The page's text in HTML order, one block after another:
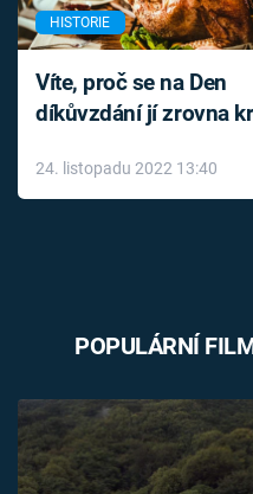
HISTORIE
Víte, proč se na Den
díkůvzdání jí zrovna
24. listopadu 2022 13:40
POPULÁRNÍ